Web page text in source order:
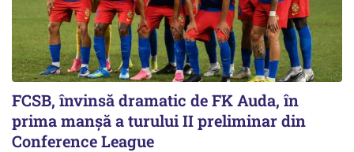
FCSB, învinsă dramatic de FK Auda, în
prima manșă a turului II preliminar din
Conference League